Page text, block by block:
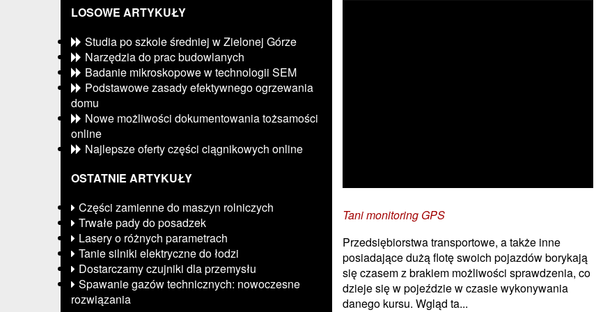
LOSOWE ARTYKUŁY
Studia po szkole średniej w Zielonej Górze
Narzędzia do prac budowlanych
Badanie mikroskopowe w technologii SEM
Podstawowe zasady efektywnego ogrzewania
domu
Nowe możliwości dokumentowania tożsamości
online
Najlepsze oferty części ciągnikowych online
OSTATNIE ARTYKUŁY
Części zamienne do maszyn rolniczych
Trwałe pady do posadzek
Lasery o różnych parametrach
Tanie silniki elektryczne do łodzi
Dostarczamy czujniki dla przemysłu
Spawanie gazów technicznych: nowoczesne
rozwiązania
Tani monitoring GPS
Przedsiębiorstwa transportowe, a także inne
posiadające dużą flotę swoich pojazdów borykają
się czasem z brakiem możliwości sprawdzenia, co
dzieje się w pojeździe w czasie wykonywania
danego kursu. Wgląd ta...